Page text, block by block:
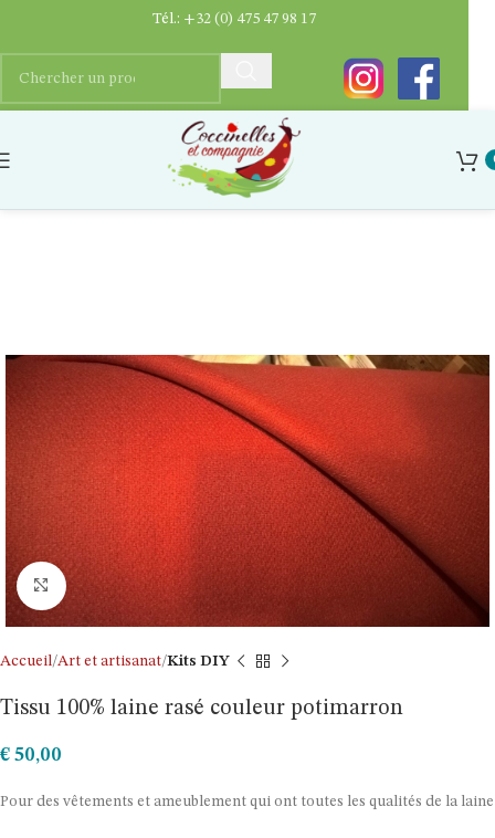
Click to enlarge
Accueil Art et artisanat Kits DIY
Tissu 100% laine rasé couleur potimarron
€ 50,00
Pour des vêtements et ameublement qui ont toutes les qualités de la laine
Tél.: +32 (0) 475 47 98 17